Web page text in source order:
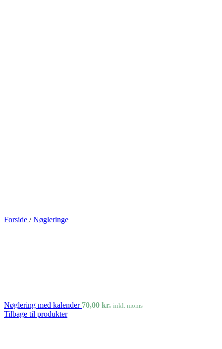
Forside / Nøgleringe
Nøglering med kalender 70,00 kr. inkl. moms
Tilbage til produkter